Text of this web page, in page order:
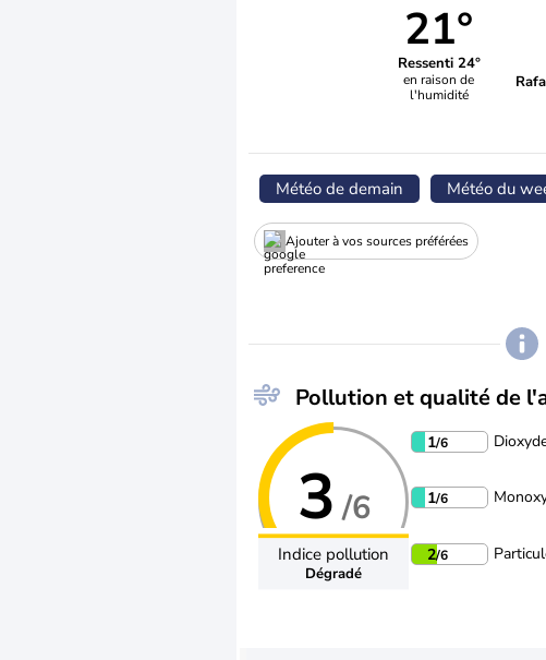
21°
Ressenti 24°
en raison de
l'humidité
Météo de demain Météo du
Ajouter à vos sources préférées
Pollution et qualité de
3 /6
Indice pollution
Dégradé
1/6
1/6
2/6